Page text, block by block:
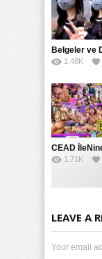
1.48K
1.71K
LEAVE A
Your email